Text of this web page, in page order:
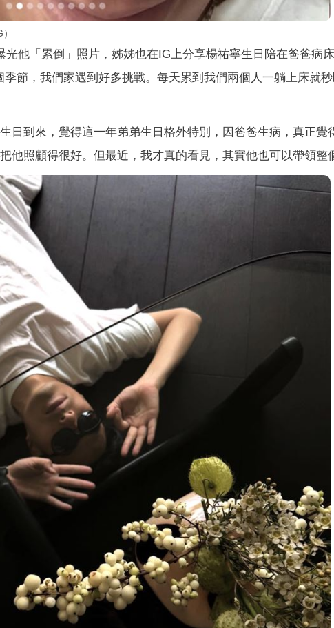
光他「累倒」照片，姊姊也在IG上分享楊祐寧生日陪在爸爸病
節，我們家遇到好多挑戰。每天累到我們兩個人一躺上床就
日到來，覺得這一年弟弟生日格外特別，因爸爸生病，真正覺
他照顧得很好。但最近，我才真的看見，其實他也可以帶領整